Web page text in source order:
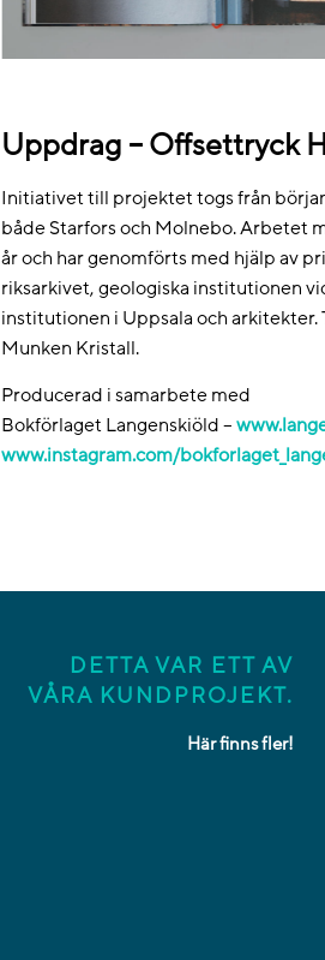
Uppdrag – Offsettryck
Initiativet till projektet togs från
både Starfors och Molnebo. Arbetet
år och har genomförts med hjälp av
riksarkivet, geologiska institutionen
institutionen i Uppsala och
Munken Kristall.
Producerad i samarbete med
Bokförlaget Langenskiöld –
www.instagram.com/
DETTA VAR ETT AV
VÅRA KUNDPROJEKT.
Här finns fler!